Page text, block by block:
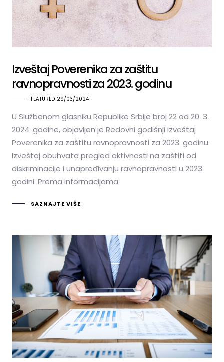
Izveštaj Poverenika za zaštitu
ravnopravnosti za 2023. godinu
FEATURED 29/03/2024
U Službenom glasniku Republike Srbije broj 22 od 20. 3.
2024. godine, objavljen je Redovni godišnji izveštaj
Poverenika za zaštitu ravnopravnosti za 2023. godinu.
Izveštaj obuhvata pregled aktivnosti na zaštiti od
diskriminacije i unapređivanju ravnopravnosti u 2023.
godini. Prema informacijama
SAZNAJTE VIŠE